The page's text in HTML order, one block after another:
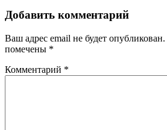
Добавить комментарий
Ваш адрес email не будет опубликован.
помечены *
Комментарий *